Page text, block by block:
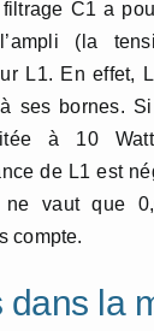
C1 a
(la
L1. En effet,
ses bornes.
à 10
de L1 est
ne vaut que
compte.
dans la